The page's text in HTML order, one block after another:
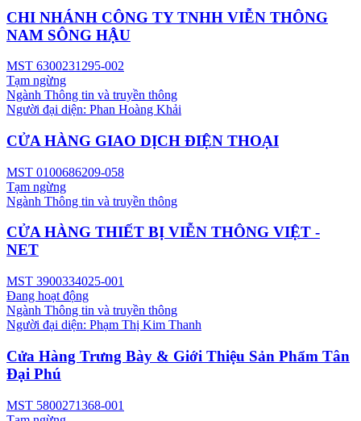
CHI NHÁNH CÔNG TY TNHH VIỄN THÔNG
NAM SÔNG HẬU
MST 6300231295-002
Tạm ngừng
Ngành Thông tin và truyền thông
Người đại diện: Phan Hoàng Khải
CỬA HÀNG GIAO DỊCH ĐIỆN THOẠI
MST 0100686209-058
Tạm ngừng
Ngành Thông tin và truyền thông
CỬA HÀNG THIẾT BỊ VIỄN THÔNG VIỆT -
NET
MST 3900334025-001
Đang hoạt động
Ngành Thông tin và truyền thông
Người đại diện: Phạm Thị Kim Thanh
Cửa Hàng Trưng Bày & Giới Thiệu Sản Phẩm Tân
Đại Phú
MST 5800271368-001